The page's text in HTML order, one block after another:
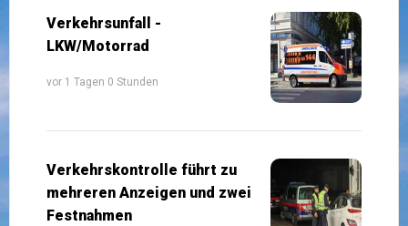
Verkehrsunfall -
LKW/Motorrad
vor 1 Tagen 0 Stunden
Verkehrskontrolle führt zu
mehreren Anzeigen und zwei
Festnahmen